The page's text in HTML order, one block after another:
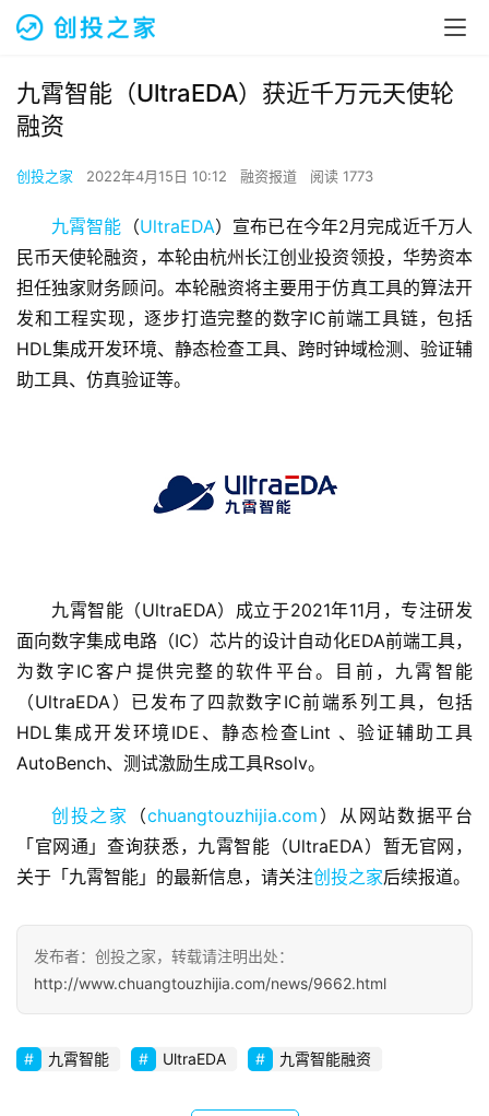
首
页
融
资
报
商
业
初
创
企
业
九霄智能（UltraEDA）获近千万元天使轮
融资
创投之家 2022年4月15日 10:12 融资报道 阅读 1773
九霄智能 （UltraEDA）宣布已在今年2月完成近千万人
民币天使轮融资，本轮由杭州长江创业投资领投，华势资本
担任独家财务顾问。本轮融资将主要用于仿真工具的算法开
发和工程实现，逐步打造完整的数字IC前端工具链，包括
HDL集成开发环境、静态检查工具、跨时钟域检测、验证辅
助工具、仿真验证等。
九霄智能（UltraEDA）成立于2021年11月，专注研发
面向数字集成电路（IC）芯片的设计自动化EDA前端工具，
为数字IC客户提供完整的软件平台。目前，九霄智能
（UltraEDA）已发布了四款数字IC前端系列工具，包括
HDL集成开发环境IDE、静态检查Lint 、验证辅助工具
AutoBench、测试激励生成工具Rsolv。
创投之家 （chuangtouzhijia.com ）从网站数据平台
「官网通」查询获悉，九霄智能（UltraEDA）暂无官网，
关于「九霄智能」的最新信息，请关注创投之家后续报道。
发布者：创投之家，转载请注明出处：
http://www.chuangtouzhijia.com/news/9662.html
九霄智能 UltraEDA 九霄智能融资